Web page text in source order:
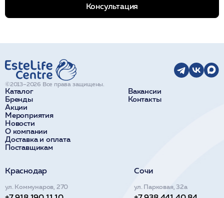
Консультация
Каталог
Бренды
Акции
Мероприятия
Новости
О компании
Доставка и оплата
Поставщикам
Вакансии
Контакты
©2013–2026 Все права защищены.
Краснодар
ул. Коммунаров, 270
Сочи
ул. Парковая, 32а